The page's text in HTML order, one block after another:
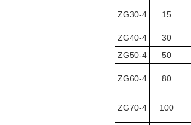
ZG30-4 15
ZG40-4 30
ZG50-4
50
ZG60-4 80
ZG70-4 100